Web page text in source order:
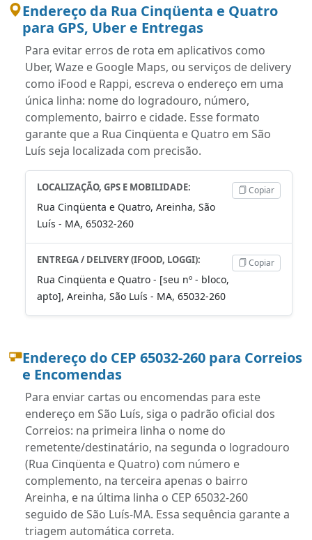
Endereço da Rua Cinqüenta e Quatro
para GPS, Uber e Entregas
Para evitar erros de rota em aplicativos como
Uber, Waze e Google Maps, ou serviços de delivery
como iFood e Rappi, escreva o endereço em uma
única linha: nome do logradouro, número,
complemento, bairro e cidade. Esse formato
garante que a Rua Cinqüenta e Quatro em São
Luís seja localizada com precisão.
LOCALIZAÇÃO, GPS E MOBILIDADE:
Rua Cinqüenta e Quatro, Areinha, São
Luís - MA, 65032-260
Copiar
ENTREGA / DELIVERY (IFOOD, LOGGI):
Rua Cinqüenta e Quatro - [seu nº - bloco,
apto], Areinha, São Luís - MA, 65032-260
Copiar
Endereço do CEP 65032-260 para Correios
e Encomendas
Para enviar cartas ou encomendas para este
endereço em São Luís, siga o padrão oficial dos
Correios: na primeira linha o nome do
remetente/destinatário, na segunda o logradouro
(Rua Cinqüenta e Quatro) com número e
complemento, na terceira apenas o bairro
Areinha, e na última linha o CEP 65032-260
seguido de São Luís-MA. Essa sequência garante a
triagem automática correta.